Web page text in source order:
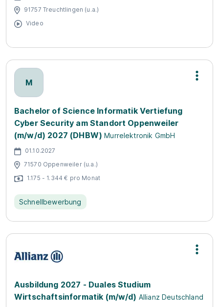
91757 Treuchtlingen (u.a.)
Video
M
Bachelor of Science Informatik Vertiefung
Cyber Security am Standort Oppenweiler
(m/w/d) 2027 (DHBW) Murrelektronik GmbH
01.10.2027
71570 Oppenweiler (u.a.)
1.175 - 1.344 € pro Monat
Schnellbewerbung
Ausbildung 2027 - Duales Studium
Wirtschaftsinformatik (m/w/d) Allianz Deutschland